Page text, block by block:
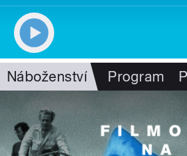
Náboženství Program